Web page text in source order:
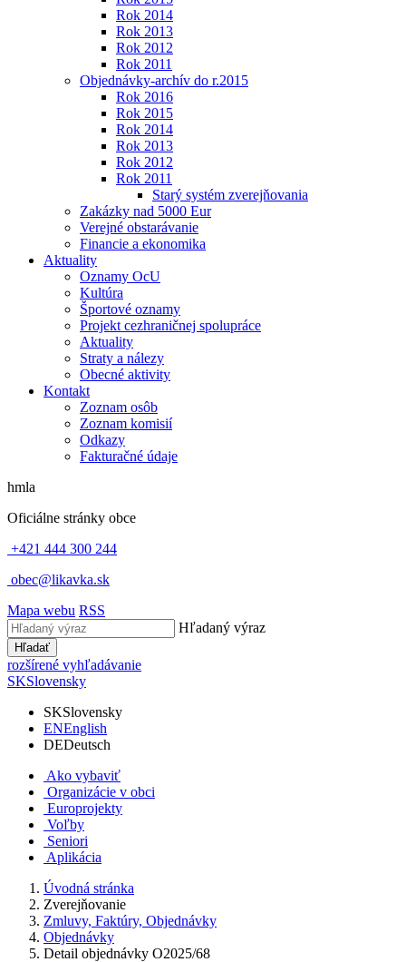
Rok 2014
Rok 2013
Rok 2012
Rok 2011
Objednávky-archív do r.2015
Rok 2016
Rok 2015
Rok 2014
Rok 2013
Rok 2012
Rok 2011
Starý systém zverejňovania
Zakázky nad 5000 Eur
Verejné obstarávanie
Financie a ekonomika
Aktuality
Oznamy OcU
Kultúra
Športové oznamy
Projekt cezhraničnej spolupráce
Aktuality
Straty a nálezy
Obecné aktivity
Kontakt
Zoznam osôb
Zoznam komisií
Odkazy
Fakturačné údaje
hmla
Oficiálne stránky obce
+421 444 300 244
obec@likavka.sk
Mapa webu RSS
Hľadaný výraz
Hľadať
rozšírené vyhľadávanie
SKSlovensky
SKSlovensky
ENEnglish
DEDeutsch
Ako vybaviť
Organizácie v obci
Europrojekty
Voľby
Seniori
Aplikácia
Úvodná stránka
Zverejňovanie
Zmluvy, Faktúry, Objednávky
Objednávky
Detail objednávky O2025/68